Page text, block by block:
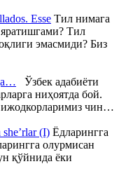
Esse Тил нимага
Тил
эмасмиди? Биз
Ўзбек адабиёти
ниҳоятда бой.
чин…
(I) Ёдларингга
олурмисан
қўйнида ёки